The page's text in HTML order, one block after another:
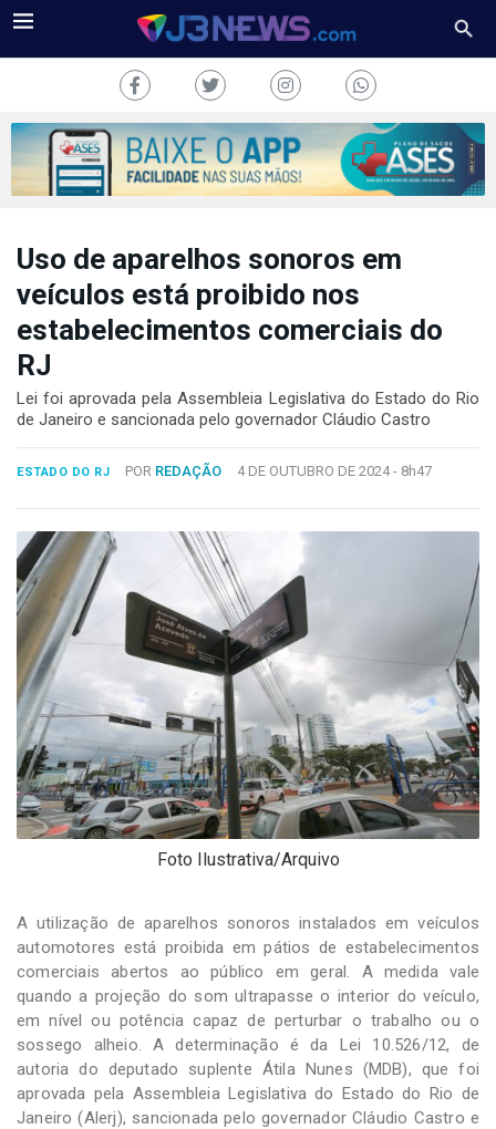
J3NEWS
COLUNAS
FALE
CONOSCO
Copyright
2024
por
Hesea
Tecnologia
Sistemas
Uso de aparelhos sonoros em
veículos está proibido nos
estabelecimentos comerciais do
RJ
Lei foi aprovada pela Assembleia Legislativa do Estado do Rio
de Janeiro e sancionada pelo governador Cláudio Castro
ESTADO DO RJ POR REDAÇÃO 4 DE OUTUBRO DE 2024 - 8h47
Foto Ilustrativa/Arquivo
A utilização de aparelhos sonoros instalados em veículos
automotores está proibida em pátios de estabelecimentos
comerciais abertos ao público em geral. A medida vale
quando a projeção do som ultrapasse o interior do veículo,
em nível ou potência capaz de perturbar o trabalho ou o
sossego alheio. A determinação é da Lei 10.526/12, de
autoria do deputado suplente Átila Nunes (MDB), que foi
aprovada pela Assembleia Legislativa do Estado do Rio de
Janeiro (Alerj), sancionada pelo governador Cláudio Castro e